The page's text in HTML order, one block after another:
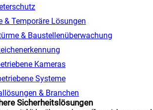
& Temporäre Lösungen
& Baustellenüberwachung
Kameras
Systeme
& Branchen
Sicherheitslösungen